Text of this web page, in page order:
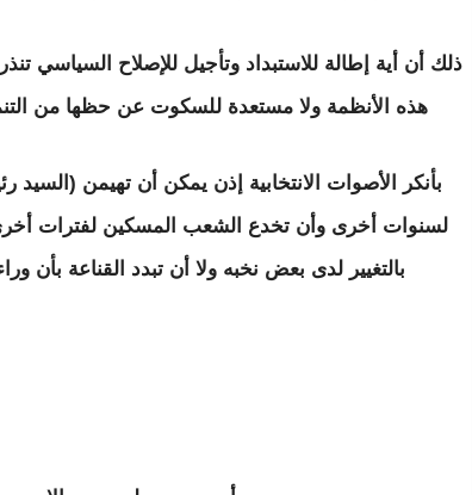
ذلك أن أية إطالة للاستبداد وتأجيل للإصلاح السياسي
هذه الأنظمة ولا مستعدة للسكوت عن حظها من
بأنكر الأصوات الانتخابية إذن يمكن أن تهيمن
لسنوات أخرى وأن تخدع الشعب المسكين لفترات
بالتغيير لدى بعض نخبه ولا أن تبدد القناعة